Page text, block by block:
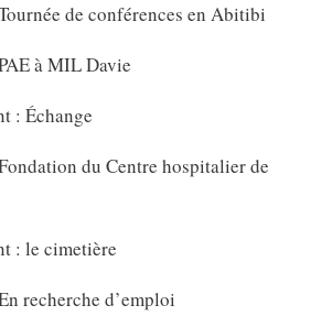
de conférences en Abitibi
à MIL Davie
: Échange
du Centre hospitalier de
: le cimetière
recherche d’emploi